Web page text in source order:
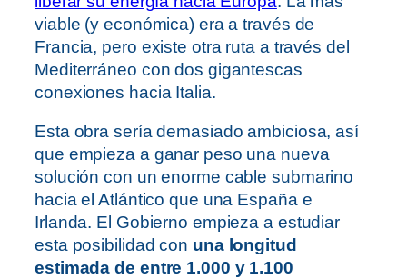
viable (y económica) era a través de
Francia, pero existe otra ruta a través del
Mediterráneo con dos gigantescas
conexiones hacia Italia.
Esta obra sería demasiado ambiciosa, así
que empieza a ganar peso una nueva
solución con un enorme cable submarino
hacia el Atlántico que una España e
Irlanda. El Gobierno empieza a estudiar
esta posibilidad con una longitud
estimada de entre 1.000 y 1.100